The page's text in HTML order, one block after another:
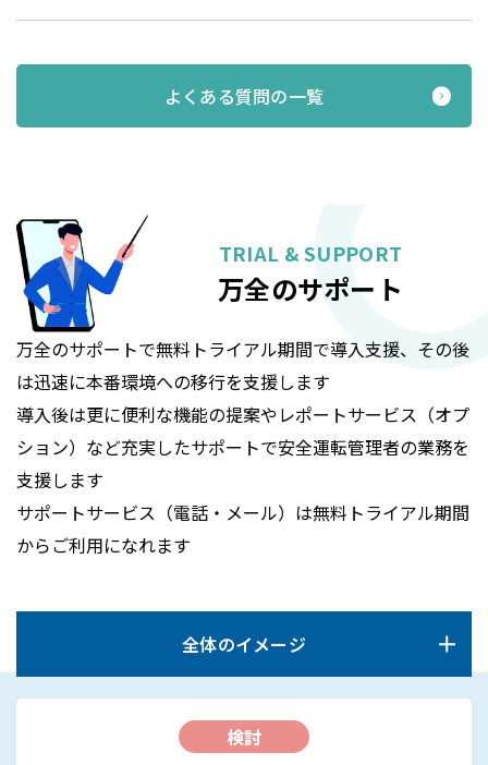
よくある質問の一覧
TRIAL & SUPPORT
万全のサポート
万全のサポートで無料トライアル期間で導入支援、その後
は迅速に本番環境への移行を支援します
導入後は更に便利な機能の提案やレポートサービス（オプ
ション）など充実したサポートで安全運転管理者の業務を
支援します
サポートサービス（電話・メール）は無料トライアル期間
からご利用になれます
全体のイメージ
検討